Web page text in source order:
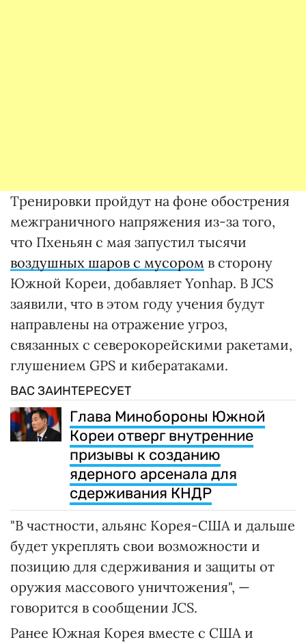
Тренировки пройдут на фоне обострения
межграничного напряжения из-за того,
что Пхеньян с мая запустил тысячи
воздушных шаров с мусором в сторону
Южной Кореи, добавляет Yonhap. В JCS
заявили, что в этом году учения будут
направлены на отражение угроз,
связанных с северокорейскими ракетами,
глушением GPS и кибератаками.
ВАС ЗАИНТЕРЕСУЕТ
Глава Минобороны Южной
Кореи отверг внутренние
призывы к созданию
ядерного арсенала для
сдерживания КНДР
"В частности, альянс Корея-США и дальше
будет укреплять свои возможности и
позицию для сдерживания и защиты от
оружия массового уничтожения", —
говорится в сообщении JCS.
Ранее Южная Корея вместе с США и